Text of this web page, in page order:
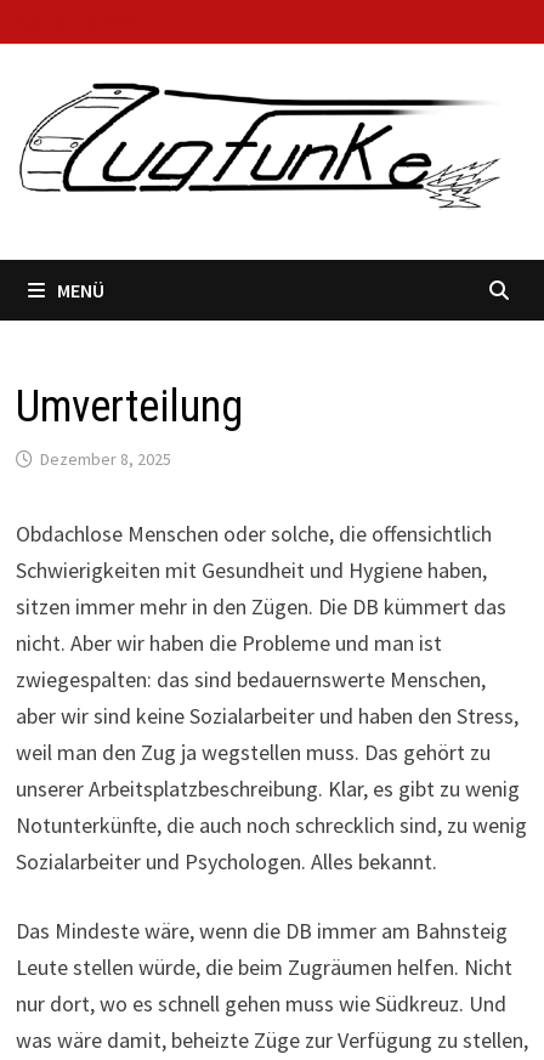
Inhalt
MENÜ
Umverteilung
Dezember 8, 2025
Obdachlose Menschen oder solche, die offensichtlich
Schwierigkeiten mit Gesundheit und Hygiene haben,
sitzen immer mehr in den Zügen. Die DB kümmert das
nicht. Aber wir haben die Probleme und man ist
zwiegespalten: das sind bedauernswerte Menschen,
aber wir sind keine Sozialarbeiter und haben den Stress,
weil man den Zug ja wegstellen muss. Das gehört zu
unserer Arbeitsplatzbeschreibung. Klar, es gibt zu wenig
Notunterkünfte, die auch noch schrecklich sind, zu wenig
Sozialarbeiter und Psychologen. Alles bekannt.
Das Mindeste wäre, wenn die DB immer am Bahnsteig
Leute stellen würde, die beim Zugräumen helfen. Nicht
nur dort, wo es schnell gehen muss wie Südkreuz. Und
was wäre damit, beheizte Züge zur Verfügung zu stellen,